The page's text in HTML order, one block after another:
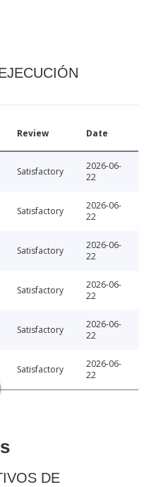
Review Date
Satisfactory
2026-06-
22
Satisfactory
2026-06-
22
Satisfactory
2026-06-
22
Satisfactory
2026-06-
22
Satisfactory
2026-06-
22
Satisfactory
2026-06-
22
DE